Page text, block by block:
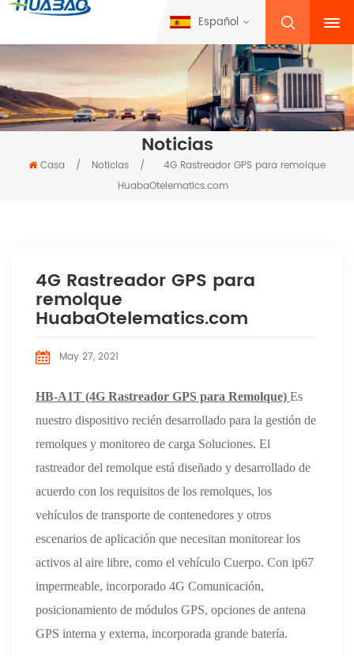
Español
Noticias
Casa / Noticias /
4G Rastreador GPS para remolque
HuabaOtelematics.com
4G Rastreador GPS para
remolque
HuabaOtelematics.com
May 27, 2021
HB-A1T (4G Rastreador GPS para Remolque) Es
nuestro dispositivo recién desarrollado para la gestión de
remolques y monitoreo de carga Soluciones. El
rastreador del remolque está diseñado y desarrollado de
acuerdo con los requisitos de los remolques, los
vehículos de transporte de contenedores y otros
escenarios de aplicación que necesitan monitorear los
activos al aire libre, como el vehículo Cuerpo. Con ip67
impermeable, incorporado 4G Comunicación,
posicionamiento de módulos GPS, opciones de antena
GPS interna y externa, incorporada grande batería.